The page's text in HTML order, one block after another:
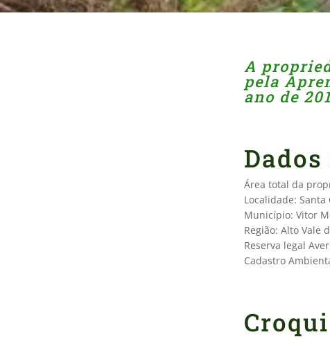
A
pela
ano de
Área total da
Localidade: Santa
Município: Vitor
Região: Alto Vale
Reserva legal
Cadastro